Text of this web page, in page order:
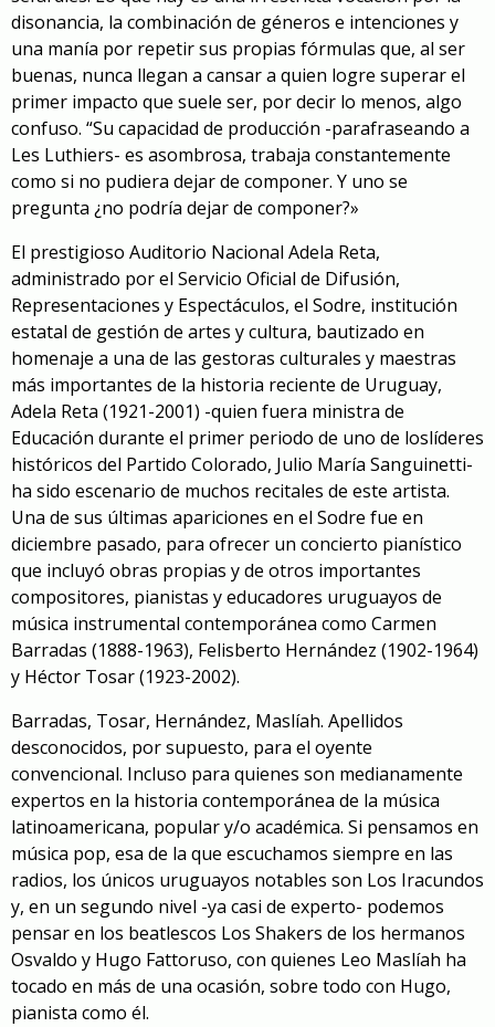
disonancia, la combinación de géneros e intenciones y
una manía por repetir sus propias fórmulas que, al ser
buenas, nunca llegan a cansar a quien logre superar el
primer impacto que suele ser, por decir lo menos, algo
confuso. “Su capacidad de producción -parafraseando a
Les Luthiers- es asombrosa, trabaja constantemente
como si no pudiera dejar de componer. Y uno se
pregunta ¿no podría dejar de componer?»
El prestigioso Auditorio Nacional Adela Reta,
administrado por el Servicio Oficial de Difusión,
Representaciones y Espectáculos, el Sodre, institución
estatal de gestión de artes y cultura, bautizado en
homenaje a una de las gestoras culturales y maestras
más importantes de la historia reciente de Uruguay,
Adela Reta (1921-2001) -quien fuera ministra de
Educación durante el primer periodo de uno de loslíderes
históricos del Partido Colorado, Julio María Sanguinetti-
ha sido escenario de muchos recitales de este artista.
Una de sus últimas apariciones en el Sodre fue en
diciembre pasado, para ofrecer un concierto pianístico
que incluyó obras propias y de otros importantes
compositores, pianistas y educadores uruguayos de
música instrumental contemporánea como Carmen
Barradas (1888-1963), Felisberto Hernández (1902-1964)
y Héctor Tosar(1923-2002).
Barradas, Tosar, Hernández, Maslíah. Apellidos
desconocidos, por supuesto, para el oyente
convencional. Incluso para quienes son medianamente
expertos en la historia contemporánea de la música
latinoamericana, populary/o académica. Si pensamos en
música pop, esa de la que escuchamos siempre en las
radios, los únicos uruguayos notables son Los Iracundos
y, en un segundo nivel -ya casi de experto- podemos
pensar en los beatlescos Los Shakers de los hermanos
Osvaldo y Hugo Fattoruso, con quienes Leo Maslíah ha
tocado en más de una ocasión, sobre todo con Hugo,
pianista como él.